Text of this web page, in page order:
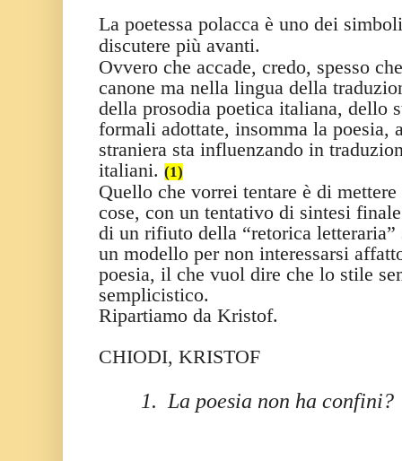
La poetessa polacca è uno dei
discutere più avanti.
Ovvero che accade, credo, spesso
canone ma nella lingua della
della prosodia poetica italiana, dello
formali adottate, insomma la poesia,
straniera sta influenzando in
italiani. (1)
Quello che vorrei tentare è di
cose, con un tentativo di sintesi
di un rifiuto della “retorica letteraria”
un modello per non interessarsi
poesia, il che vuol dire che lo stile
semplicistico.
Ripartiamo da Kristof.
CHIODI, KRISTOF
1. La poesia non ha confini?